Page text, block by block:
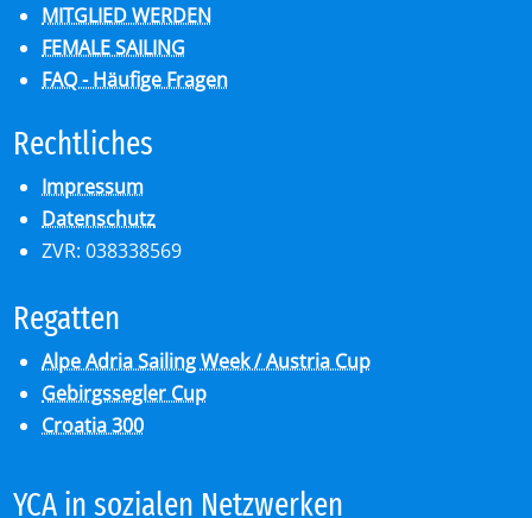
MITGLIED WERDEN
FEMALE SAILING
FAQ - Häufige Fragen
Recht­li­ches
Impressum
Datenschutz
ZVR: 038338569
Re­gat­ten
Alpe Adria Sailing Week / Austria Cup
Gebirgssegler Cup
Croatia 300
YCA in so­zia­len Netz­wer­ken